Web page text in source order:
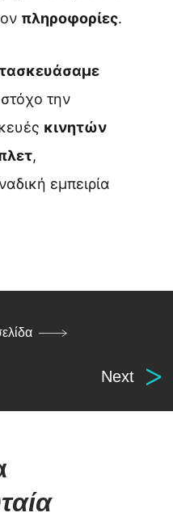
πληροφορίες.
την
κινητών
,
εμπειρία
Next
Digital